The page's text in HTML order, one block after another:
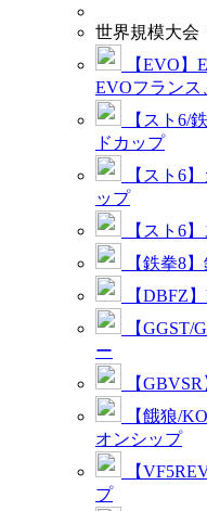
世界規模大会
【EVO】
EVOフランス
【スト6/
ドカップ
【スト6
ップ
【スト6
【鉄拳8
【DBFZ
【GGST/
ー
【
【餓狼/
オンシップ
【
プ